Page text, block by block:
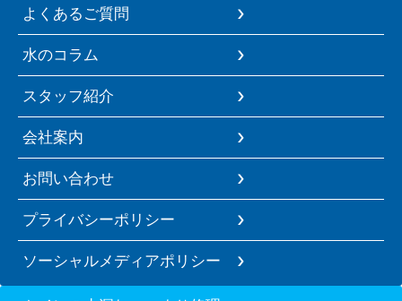
よくあるご質問
水のコラム
スタッフ紹介
会社案内
お問い合わせ
プライバシーポリシー
ソーシャルメディアポリシー